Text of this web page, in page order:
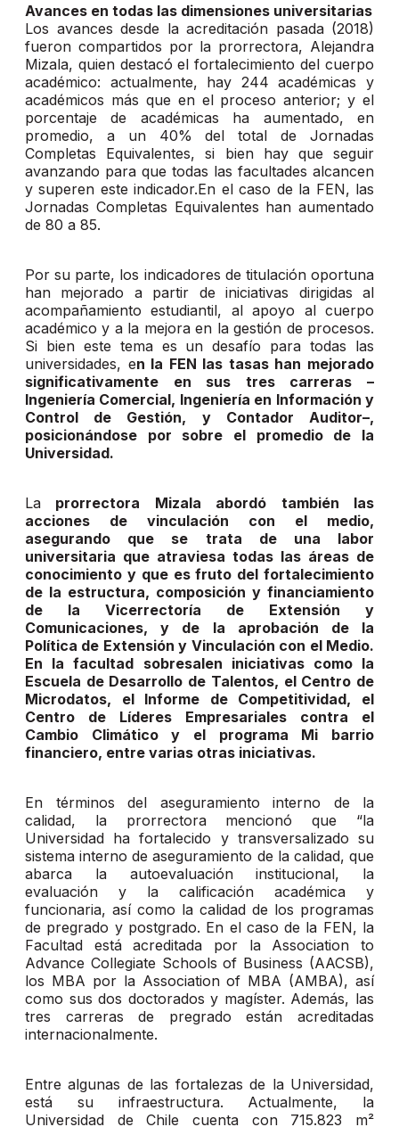
Avances en todas las dimensiones universitarias
Los avances desde la acreditación pasada (2018)
fueron compartidos por la prorrectora, Alejandra
Mizala, quien destacó el fortalecimiento del cuerpo
académico: actualmente, hay 244 académicas y
académicos más que en el proceso anterior; y el
porcentaje de académicas ha aumentado, en
promedio, a un 40% del total de Jornadas
Completas Equivalentes, si bien hay que seguir
avanzando para que todas las facultades alcancen
y superen este indicador.En el caso de la FEN, las
Jornadas Completas Equivalentes han aumentado
de 80 a 85.
Por su parte, los indicadores de titulación oportuna
han mejorado a partir de iniciativas dirigidas al
acompañamiento estudiantil, al apoyo al cuerpo
académico y a la mejora en la gestión de procesos.
Si bien este tema es un desafío para todas las
universidades, en la FEN las tasas han mejorado
significativamente en sus tres carreras –
Ingeniería Comercial, Ingeniería en Información y
Control de Gestión, y Contador Auditor–,
posicionándose por sobre el promedio de la
Universidad.
La prorrectora Mizala abordó también las
acciones de vinculación con el medio,
asegurando que se trata de una labor
universitaria que atraviesa todas las áreas de
conocimiento y que es fruto del fortalecimiento
de la estructura, composición y financiamiento
de la Vicerrectoría de Extensión y
Comunicaciones, y de la aprobación de la
Política de Extensión y Vinculación con el Medio.
En la facultad sobresalen iniciativas como la
Escuela de Desarrollo de Talentos, el Centro de
Microdatos, el Informe de Competitividad, el
Centro de Líderes Empresariales contra el
Cambio Climático y el programa Mi barrio
financiero, entre varias otras iniciativas.
En términos del aseguramiento interno de la
calidad, la prorrectora mencionó que “la
Universidad ha fortalecido y transversalizado su
sistema interno de aseguramiento de la calidad, que
abarca la autoevaluación institucional, la
evaluación y la calificación académica y
funcionaria, así como la calidad de los programas
de pregrado y postgrado. En el caso de la FEN, la
Facultad está acreditada por la Association to
Advance Collegiate Schools of Business (AACSB),
los MBA por la Association of MBA (AMBA), así
como sus dos doctorados y magíster. Además, las
tres carreras de pregrado están acreditadas
internacionalmente.
Entre algunas de las fortalezas de la Universidad,
está su infraestructura. Actualmente, la
Universidad de Chile cuenta con 715.823 m²